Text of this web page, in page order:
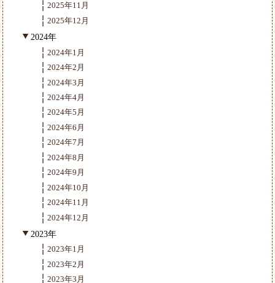
2025年11月
2025年12月
2024年
2024年1月
2024年2月
2024年3月
2024年4月
2024年5月
2024年6月
2024年7月
2024年8月
2024年9月
2024年10月
2024年11月
2024年12月
2023年
2023年1月
2023年2月
2023年3月